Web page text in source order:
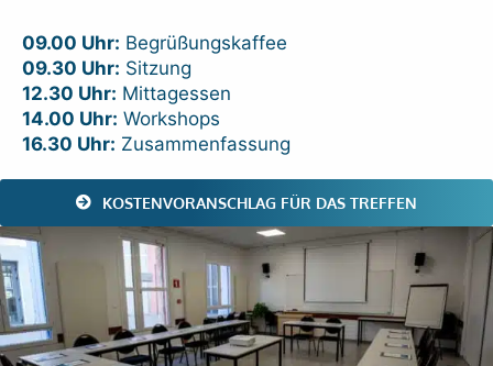
09.00 Uhr: Begrüßungskaffee
09.30 Uhr: Sitzung
12.30 Uhr: Mittagessen
14.00 Uhr: Workshops
16.30 Uhr: Zusammenfassung
KOSTENVORANSCHLAG FÜR DAS TREFFEN